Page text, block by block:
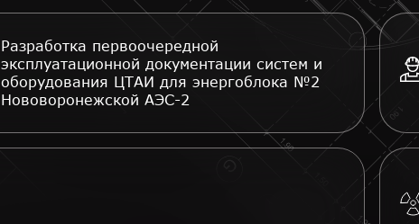
Разработка первоочередной
эксплуатационной документации систем и
оборудования ЦТАИ для энергоблока №2
Нововоронежской АЭС-2